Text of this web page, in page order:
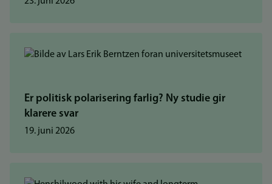
Er politisk polarisering farlig? Ny studie gir
klarere svar
19. juni 2026